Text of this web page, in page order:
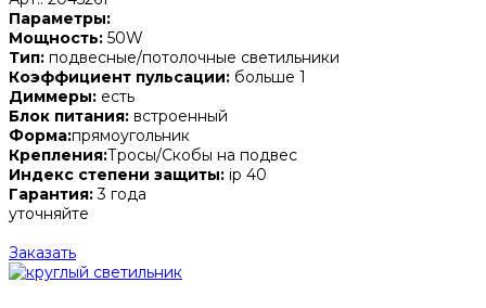
Параметры:
Мощность: 50W
Тип: подвесные/потолочные светильники
Коэффициент пульсации: больше 1
Диммеры: есть
Блок питания: встроенный
Форма:прямоугольник
Крепления:Тросы/Скобы на подвес
Индекс степени защиты: ip 40
Гарантия:3 года
уточняйте
Заказать